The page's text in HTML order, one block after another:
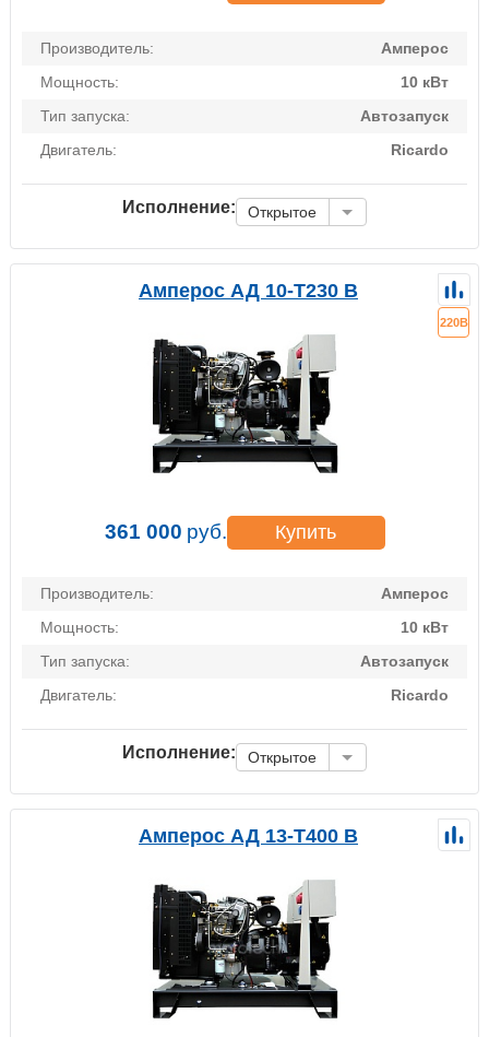
Производитель:
Амперос
Мощность:
10 кВт
Тип запуска:
Автозапуск
Двигатель:
Ricardo
Исполнение: Открытое
Амперос АД 10-Т230 B
220В
361 000 руб. Купить
Производитель:
Амперос
Мощность:
10 кВт
Тип запуска:
Автозапуск
Двигатель:
Ricardo
Исполнение: Открытое
Амперос АД 13-Т400 B